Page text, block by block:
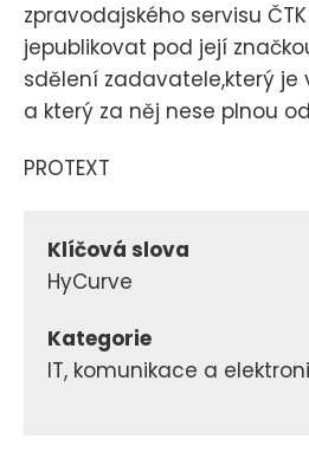
zpravodajského servisu
jepublikovat pod její
sdělení zadavatele,který je
a který za něj nese plnou
PROTEXT
Klíčová slova
HyCurve
Kategorie
IT, komunikace a